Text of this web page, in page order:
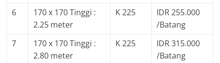
6
170 x 170 Tinggi :
2.25 meter
K 225
IDR 255.000
/Batang
7
170 x 170 Tinggi :
2.80 meter
K 225
IDR 315.000
/Batang